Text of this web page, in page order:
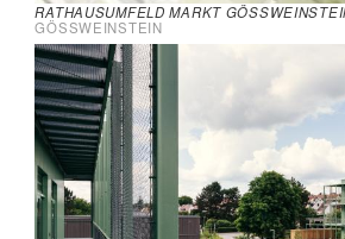
RATHAUSUMFELD MARKT GÖSSWEINSTEIN
GÖSSWEINSTEIN